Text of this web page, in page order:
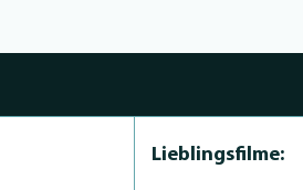
Lieblingsfilme: